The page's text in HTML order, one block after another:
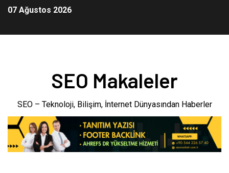
07 Ağustos 2026
SEO Makaleler
SEO – Teknoloji, Bilişim, İnternet Dünyasından Haberler